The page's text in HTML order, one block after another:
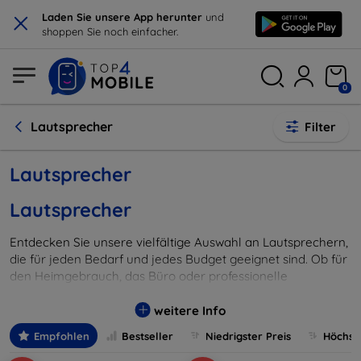
× Laden Sie unsere App herunter und
shoppen Sie noch einfacher.
0
Lautsprecher Filter
Lautsprecher
Lautsprecher
Entdecken Sie unsere vielfältige Auswahl an Lautsprechern,
die für jeden Bedarf und jedes Budget geeignet sind. Ob für
den Heimgebrauch, das Büro oder professionelle
um Ihre Lieblingsmusik und Filme in bester Klangqualität zu
genießen.
Unsere Produktpalette umfasst kompakte Bluetooth-
weitere Info
Empfohlen Bestseller Niedrigster Preis